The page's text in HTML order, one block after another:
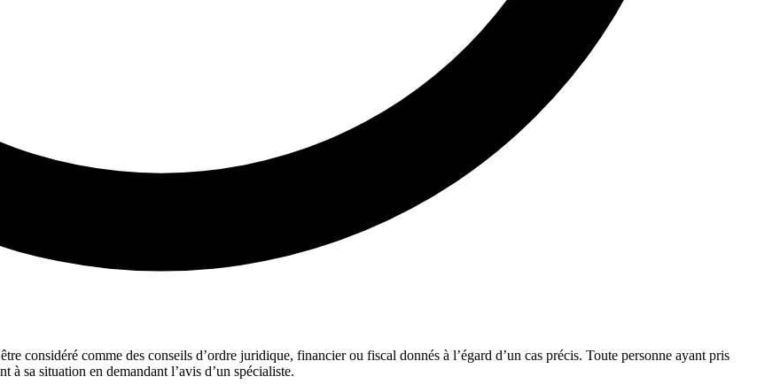
considéré comme des conseils d’ordre juridique, financier ou fiscal donnés à l’égard d’un cas précis. Toute personne ayant pris
à sa situation en demandant l’avis d’un spécialiste.